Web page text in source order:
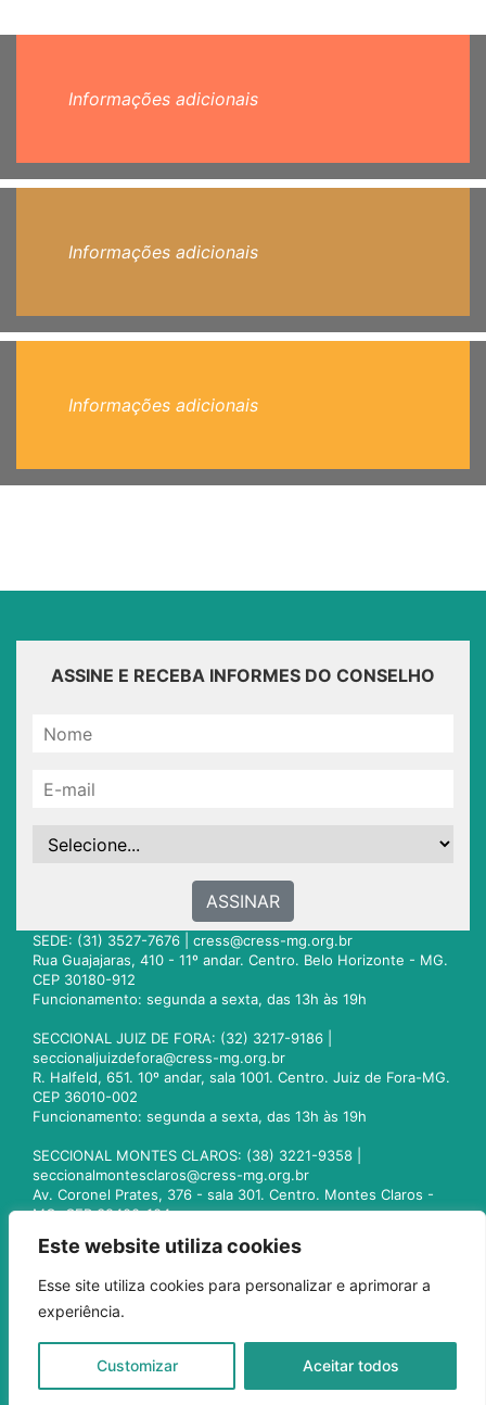
Este website utiliza cookies
Esse site utiliza cookies para personalizar e aprimorar a
experiência.
Customizar Aceitar todos
Informações adicionais
Informações adicionais
Informações adicionais
ASSINE E RECEBA INFORMES DO CONSELHO
ASSINAR
SEDE: (31) 3527-7676 | cress@cress-mg.org.br
Rua Guajajaras, 410 - 11º andar. Centro. Belo Horizonte - MG.
CEP 30180-912
Funcionamento: segunda a sexta, das 13h às 19h
SECCIONAL JUIZ DE FORA: (32) 3217-9186 |
seccionaljuizdefora@cress-mg.org.br
R. Halfeld, 651. 10º andar, sala 1001. Centro. Juiz de Fora-MG.
CEP 36010-002
Funcionamento: segunda a sexta, das 13h às 19h
SECCIONAL MONTES CLAROS: (38) 3221-9358 |
seccionalmontesclaros@cress-mg.org.br
Av. Coronel Prates, 376 - sala 301. Centro. Montes Claros -
MG. CEP 39400-104
seccionaluberlandia@cress-mg.org.br
Av. Afonso Pena, 547 - sala 101. Uberlândia - MG. CEP